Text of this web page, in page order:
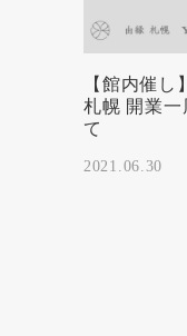
【館内催
札幌 開業
て
2021.06.30